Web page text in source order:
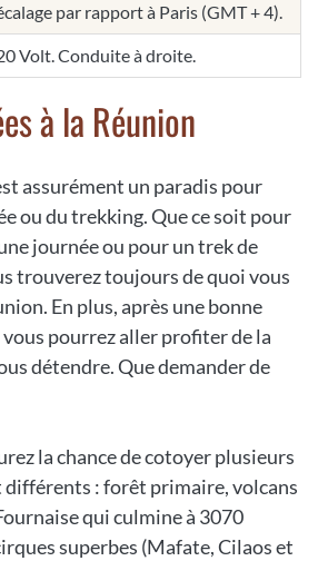
par rapport à Paris (GMT + 4).
Volt. Conduite à droite.
à la Réunion
assurément un paradis pour
ou du trekking. Que ce soit pour
journée ou pour un trek de
trouverez toujours de quoi vous
En plus, après une bonne
pourrez aller profiter de la
détendre. Que demander de
la chance de cotoyer plusieurs
: forêt primaire, volcans
qui culmine à 3070
superbes (Mafate, Cilaos et